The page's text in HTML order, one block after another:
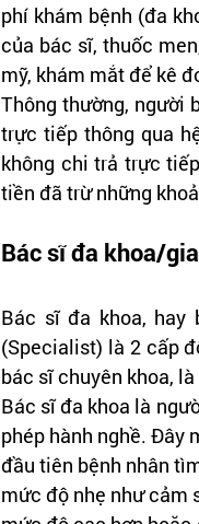
phí khám bệnh (đa
của bác sĩ, thuốc
mỹ, khám mắt để kê
Thông thường, người
trực tiếp thông qua
không chi trả trực
tiền đã trừ những
Bác sĩ đa khoa/
Bác sĩ đa khoa, hay
(Specialist) là 2 cấp
bác sĩ chuyên khoa,
Bác sĩ đa khoa là
phép hành nghề. Đây
đầu tiên bệnh nhân
mức độ nhẹ như cảm